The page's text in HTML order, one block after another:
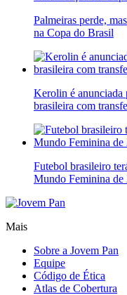
Palmeiras perde,
na Copa do Brasil
Kerolin é anunciada
brasileira com
Futebol brasileiro
Mundo Feminina de
Mais
Sobre a Jovem Pan
Equipe
Código de Ética
Atlas de Cobertura